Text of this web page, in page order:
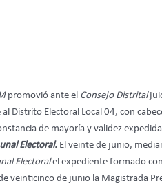
promovió ante el Consejo Distrital
Distrito Electoral Local 04, con
de mayoría y validez
Electoral. El veinte de junio,
Electoralel expediente formado
veinticinco de junio la Magistrada